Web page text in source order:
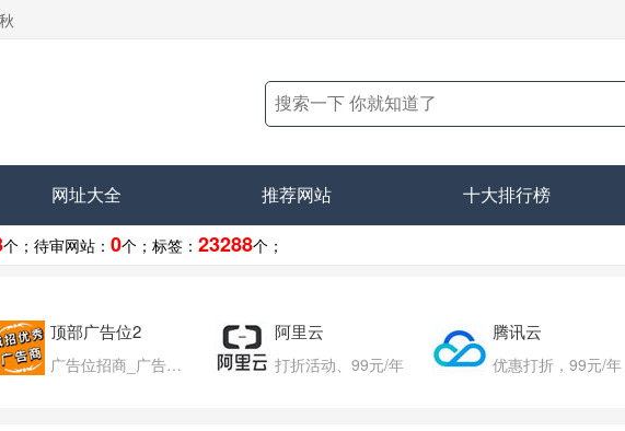
网址大全 推荐网站 十大排行榜
个； 待审网站： 0个； 标签： 23288个；
顶部广告位2
广告位招商_广告位待售
阿里云
打折活动、99元/年
腾讯云
优惠打折，99元/年